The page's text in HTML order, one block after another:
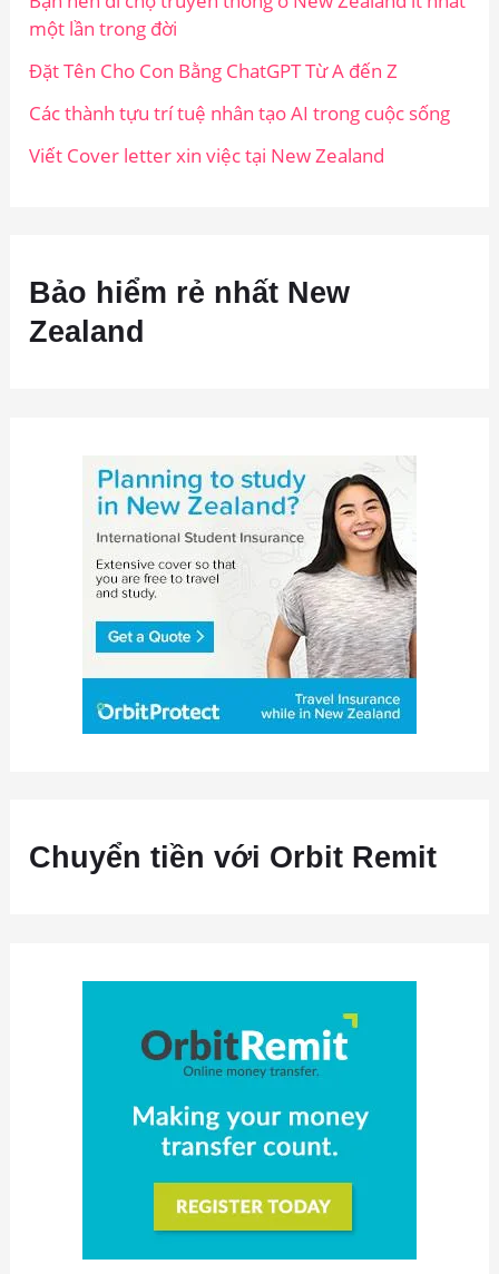
một lần trong đời
Đặt Tên Cho Con Bằng ChatGPT Từ A đến Z
Các thành tựu trí tuệ nhân tạo AI trong cuộc sống
Viết Cover letter xin việc tại New Zealand
Bảo hiểm rẻ nhất New
Zealand
Chuyển tiền với Orbit Remit